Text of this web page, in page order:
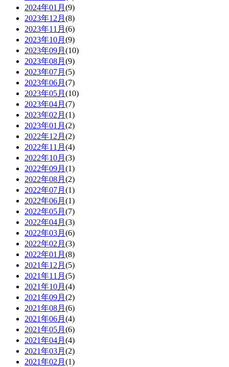
2024年01月 (9)
2023年12月 (8)
2023年11月 (6)
2023年10月 (9)
2023年09月 (10)
2023年08月 (9)
2023年07月 (5)
2023年06月 (7)
2023年05月 (10)
2023年04月 (7)
2023年02月 (1)
2023年01月 (2)
2022年12月 (2)
2022年11月 (4)
2022年10月 (3)
2022年09月 (1)
2022年08月 (2)
2022年07月 (1)
2022年06月 (1)
2022年05月 (7)
2022年04月 (3)
2022年03月 (6)
2022年02月 (3)
2022年01月 (8)
2021年12月 (5)
2021年11月 (5)
2021年10月 (4)
2021年09月 (2)
2021年08月 (6)
2021年06月 (4)
2021年05月 (6)
2021年04月 (4)
2021年03月 (2)
2021年02月 (1)